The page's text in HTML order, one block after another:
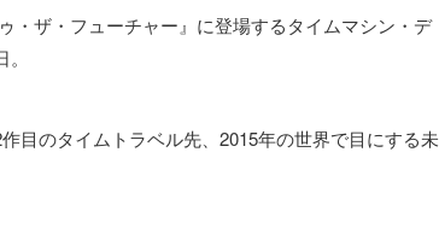
・ザ・フューチャー』に登場するタイムマシン・デ
目のタイムトラベル先、2015年の世界で目にする未